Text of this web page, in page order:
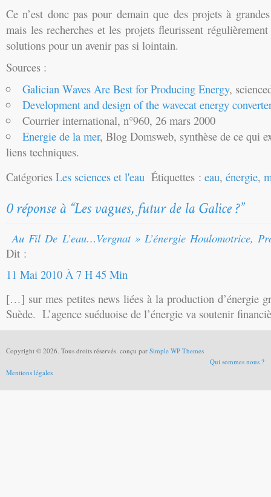
Ce n’est donc pas pour demain que des projets à
mais les recherches et les projets fleurissent
solutions pour un avenir pas si lointain.
Sources :
Galician Waves Are Best for Producing Energy,
Development and design of the wavecat energy converter
Courrier international, n°960, 26 mars 2000
Energie de la mer, Blog Domsweb, synthèse de ce qui
liens techniques.
Catégories Les sciences et l'eau Étiquettes : eau, énergie,
Au Fil De L’eau…vergnat » L’énergie Houlomotrice,
Dit :
11 Mai 2010 À 7 H 45 Min
[…] sur mes petites news liées à la production d’énergie
Suède. L’agence suéduoise de l’énergie va soutenir
Copyright © 2026. Tous droits réservés. conçu par Simple WP Themes
Qui sommes nous ?
Mentions légales